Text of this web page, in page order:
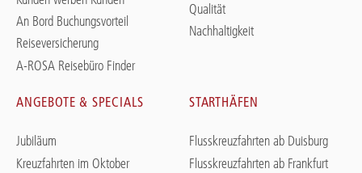
An Bord Buchungsvorteil
Reiseversicherung
A-ROSA Reisebüro Finder
Qualität
Nachhaltigkeit
ANGEBOTE & SPECIALS
Jubiläum
Kreuzfahrten im Oktober
STARTHÄFEN
Flusskreuzfahrten ab Duisburg
Flusskreuzfahrten ab Frankfurt